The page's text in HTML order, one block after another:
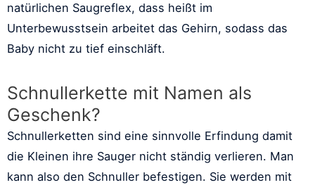
natürlichen Saugreflex, dass heißt im
Unterbewusstsein arbeitet das Gehirn, sodass das
Baby nicht zu tief einschläft.
Schnullerkette mit Namen als
Geschenk?
Schnullerketten sind eine sinnvolle Erfindung damit
die Kleinen ihre Sauger nicht ständig verlieren. Man
kann also den Schnuller befestigen. Sie werden mit